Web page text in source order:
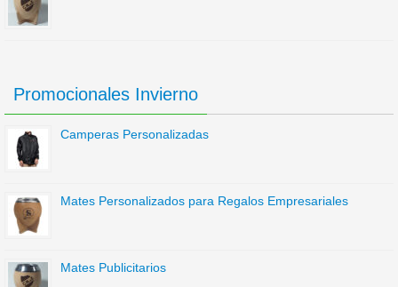
Promocionales Invierno
Camperas Personalizadas
Mates Personalizados para Regalos Empresariales
Mates Publicitarios